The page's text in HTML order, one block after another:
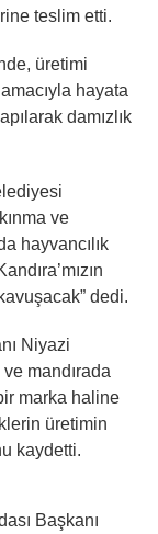
teslim etti.
üretimi
hayata
damızlık
ve
hayvancılık
dedi.
Niyazi
mandırada
marka haline
üretimin
kaydetti.
Başkanı